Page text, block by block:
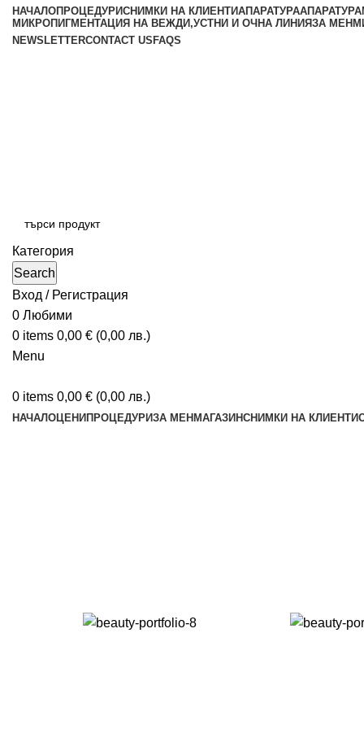
НАЧАЛОПРОЦЕДУРИСНИМКИ НА КЛИЕНТИАПАРАТУРААПАРАТУРА
МИКРОПИГМЕНТАЦИЯ НА ВЕЖДИ,УСТНИ И ОЧНА ЛИНИЯЗА МЕН
NEWSLETTERCONTACT US FAQS
Категория
Search
Вход / Регистрация
0 Любими
0 items 0,00 € (0,00 лв.)
Menu
0 items 0,00 € (0,00 лв.)
НАЧАЛОЦЕНИ ПРОЦЕДУРИЗА МЕН МАГАЗИНСНИМКИ НА КЛИЕНТИ